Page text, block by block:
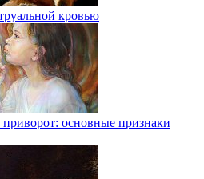
кровью
приворот: основные признаки